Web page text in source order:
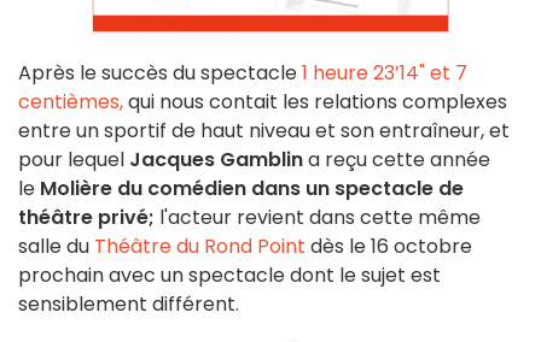
Après le succès du spectacle1 heure 23’14" et 7
centièmes,qui nous contait les relations complexes
entre un sportif de haut niveau et son entraîneur, et
pour lequel Jacques Gamblina reçu cette année
le Molière du comédien dans un spectacle de
théâtre privé; l'acteur revient dans cette même
salle du Théâtre du Rond Point dès le 16 octobre
prochain avec un spectacle dont le sujet est
sensiblement différent.